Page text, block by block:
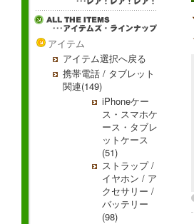
アイテム
アイテム選択へ戻る
携帯電話 / タブレット
関連(149)
iPhoneケー
ス・スマホケ
ース・タブレ
ットケース
(51)
ストラップ /
イヤホン / ア
クセサリー /
バッテリー
(98)